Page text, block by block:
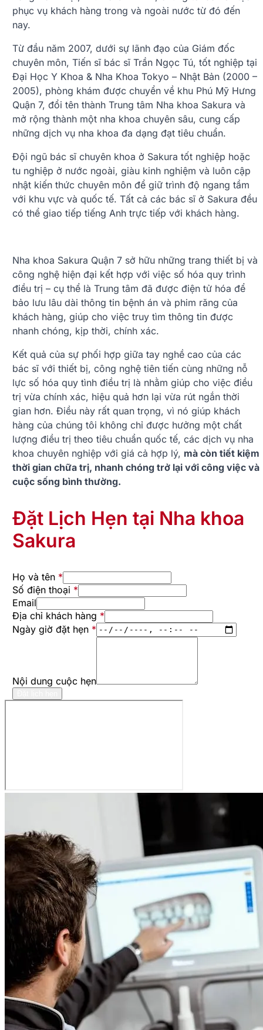
phục vụ khách hàng trong và ngoài nước từ đó đến
nay.
Từ đầu năm 2007, dưới sự lãnh đạo của Giám đốc
chuyên môn, Tiến sĩ bác sĩ Trần Ngọc Tú, tốt nghiệp tại
Đại Học Y Khoa & Nha Khoa Tokyo – Nhật Bản (2000 –
2005), phòng khám được chuyển về khu Phú Mỹ Hưng
Quận 7, đổi tên thành Trung tâm Nha khoa Sakura và
mở rộng thành một nha khoa chuyên sâu, cung cấp
những dịch vụ nha khoa đa dạng đạt tiêu chuẩn.
Đội ngũ bác sĩ chuyên khoa ở Sakura tốt nghiệp hoặc
tu nghiệp ở nước ngoài, giàu kinh nghiệm và luôn cập
nhật kiến thức chuyên môn để giữ trình độ ngang tầm
với khu vực và quốc tế. Tất cả các bác sĩ ở Sakura đều
có thể giao tiếp tiếng Anh trực tiếp với khách hàng.
Nha khoa Sakura Quận 7 sở hữu những trang thiết bị và
công nghệ hiện đại kết hợp với việc số hóa quy trình
điều trị – cụ thể là Trung tâm đã được điện tử hóa để
bảo lưu lâu dài thông tin bệnh án và phim răng của
khách hàng, giúp cho việc truy tìm thông tin được
nhanh chóng, kịp thời, chính xác.
Kết quả của sự phối hợp giữa tay nghề cao của các
bác sĩ với thiết bị, công nghệ tiên tiến cùng những nỗ
lực số hóa quy tình điều trị là nhằm giúp cho việc điều
trị vừa chính xác, hiệu quả hơn lại vừa rút ngắn thời
gian hơn. Điều này rất quan trọng, vì nó giúp khách
hàng của chúng tôi không chỉ được hưởng một chất
lượng điều trị theo tiêu chuẩn quốc tế, các dịch vụ nha
khoa chuyên nghiệp với giá cả hợp lý, mà còn tiết kiệm
thời gian chữa trị, nhanhchóng trở lại với công việc và
cuộc sống bình thường.
Đặt Lịch Hẹn tại Nha khoa
Sakura
Họ và tên *
Số điện thoại *
Email
Địa chỉ khách hàng *
Ngày giờ đặt hẹn *
Nội dung cuộc hẹn